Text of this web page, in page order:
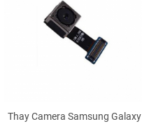
Thay Camera Samsung Galaxy